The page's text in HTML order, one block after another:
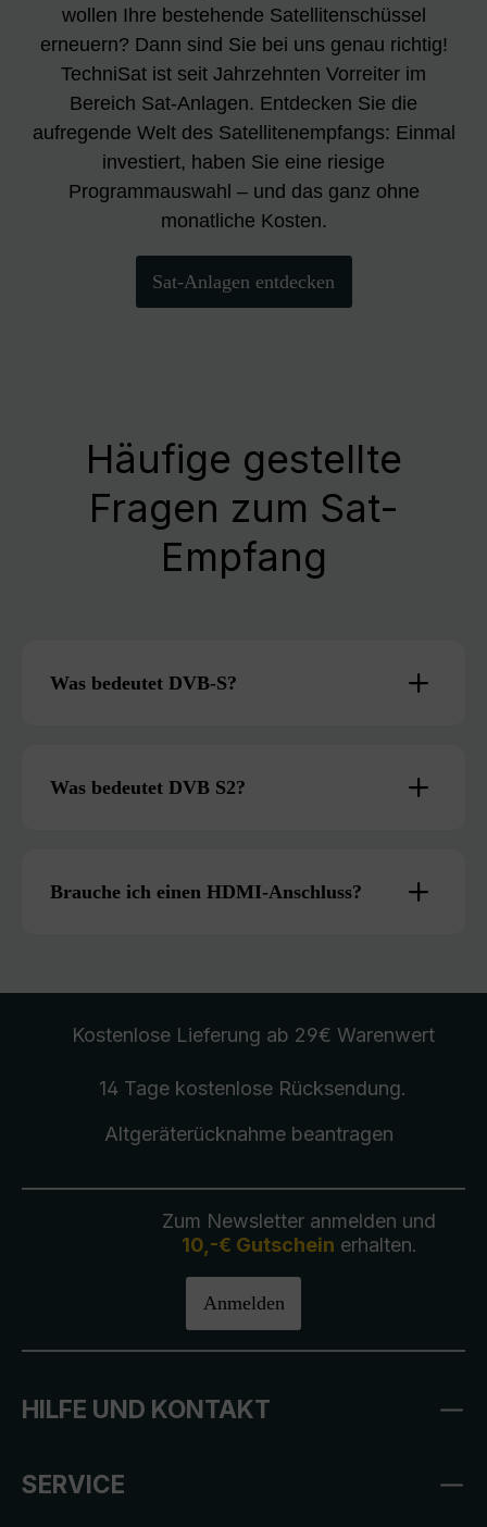
wollen Ihre bestehende Satellitenschüssel
erneuern? Dann sind Sie bei uns genau richtig!
TechniSat ist seit Jahrzehnten Vorreiter im
Bereich Sat-Anlagen. Entdecken Sie die
aufregende Welt des Satellitenempfangs: Einmal
investiert, haben Sie eine riesige
Programmauswahl – und das ganz ohne
monatliche Kosten.
Sat-Anlagen entdecken
Häufige gestellte
Fragen zum Sat-
Empfang
Was bedeutet DVB-S?
Was bedeutet DVB S2?
Brauche ich einen HDMI-Anschluss?
Kostenlose Lieferung ab 29€ Warenwert
14 Tage kostenlose Rücksendung.
Altgeräterücknahmebeantragen
Zum Newsletter anmelden und
10,-€ Gutschein erhalten.
Anmelden
HILFE UND KONTAKT
SERVICE